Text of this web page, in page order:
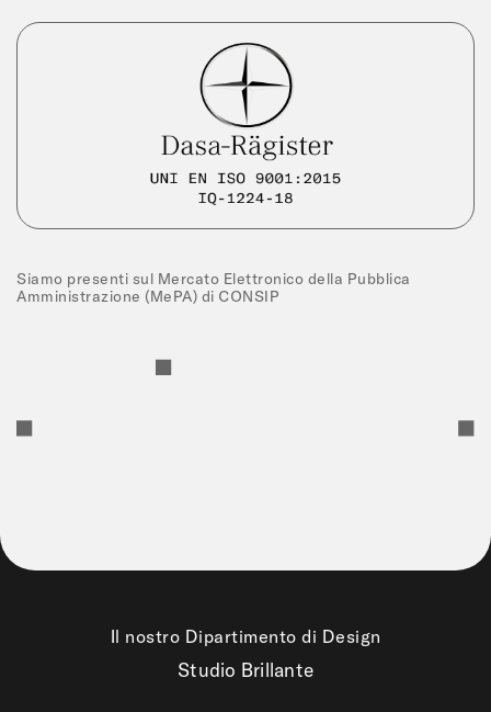
Siamo presenti sul Mercato Elettronico della Pubblica
Amministrazione (MePA) di CONSIP
Il nostro Dipartimento di Design
Studio Brillante